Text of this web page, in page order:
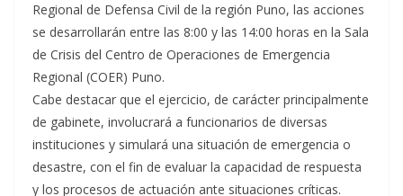
Regional de Defensa Civil de la región Puno, las acciones
se desarrollarán entre las 8:00 y las 14:00 horas en la Sala
de Crisis del Centro de Operaciones de Emergencia
Regional (COER) Puno.
Cabe destacar que el ejercicio, de carácter principalmente
de gabinete, involucrará a funcionarios de diversas
instituciones y simulará una situación de emergencia o
desastre, con el fin de evaluar la capacidad de respuesta
y los procesos de actuación ante situaciones críticas.